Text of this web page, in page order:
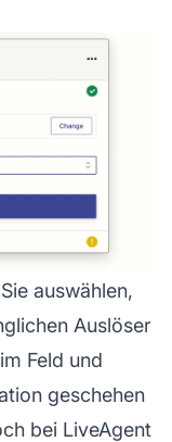
auswählen,
Auslöser
Feld und
geschehen
bei LiveAgent